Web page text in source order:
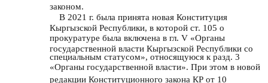
законом.
В 2021 г. была принята новая Конституция
Кыргызской Республики, в которой ст. 105 о
прокуратуре была включена в гл. V «Органы
государственной власти Кыргызской Республики со
специальным статусом», относящуюся к разд. 3
«Органы государственной власти». При этом в новой
редакции Конституционного закона КР от 10